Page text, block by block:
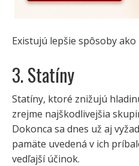
Existujú lepšie spôsoby ako
3. Statíny
Statíny, ktoré znižujú
zrejme najškodlivejšia
Dokonca sa dnes už aj
pamäte uvedená v ich
vedľajší účinok.